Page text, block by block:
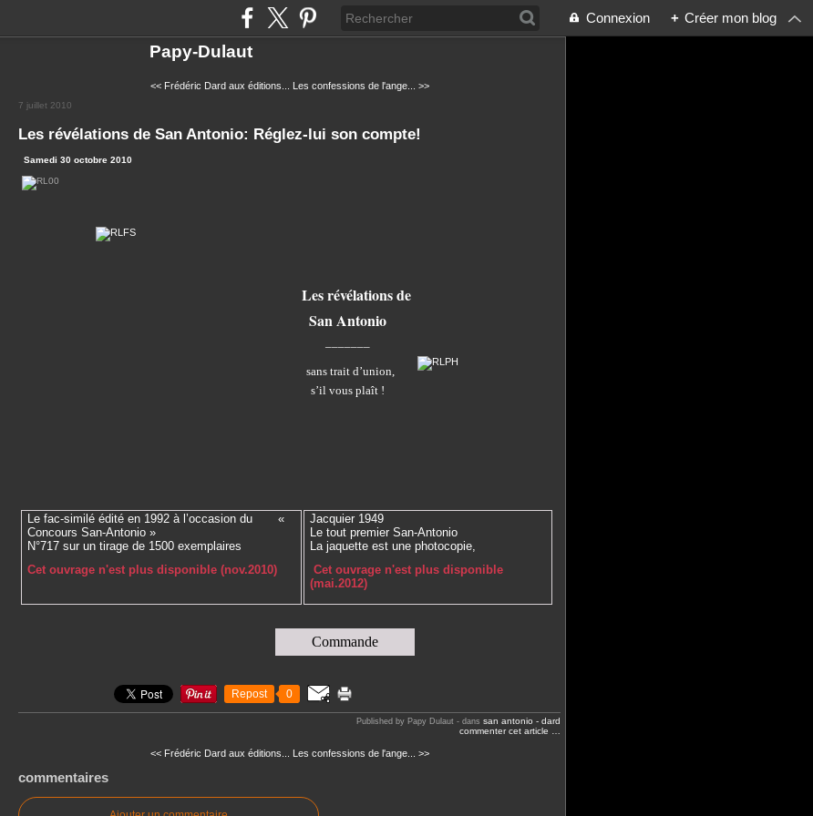
Connexion + Créer mon blog
Papy-Dulaut
<< Frédéric Dard aux éditions... Les confessions de l'ange... >>
7 juillet 2010
Les révélations de San Antonio: Réglez-lui son compte!
Samedi 30 octobre 2010
Les révélations de
San Antonio
sans trait d’union,
s’il vous plaît !
Le fac-similé édité en 1992 à l’occasion du «
Concours San-Antonio »
N°717 sur un tirage de 1500 exemplaires
Cet ouvrage n'est plus disponible (nov.2010)
Jacquier 1949
Le tout premier San-Antonio
La jaquette est une photocopie,
Cet ouvrage n'est plus disponible
(mai.2012)
Commande
Repost 0
Published by Papy Dulaut - dans san antonio - dard
commenter cet article
<< Frédéric Dard aux éditions... Les confessions de l'ange... >>
commentaires